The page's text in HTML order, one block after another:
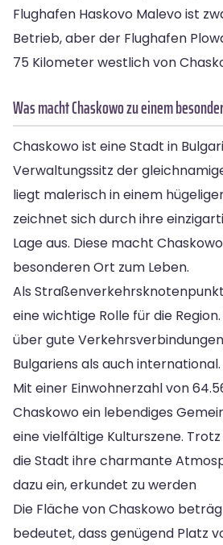
Flughafen Haskovo Malevo ist
Betrieb, aber der Flughafen
75 Kilometer westlich von
Was macht Chaskowo zu einem
Chaskowo ist eine Stadt in
Verwaltungssitz der
liegt malerisch in einem
zeichnet sich durch ihre
Lage aus. Diese macht
besonderen Ort zum Leben.
Als
eine wichtige Rolle für die
über gute
Bulgariens als auch international.
Mit einer Einwohnerzahl von
Chaskowo ein lebendiges
eine vielfältige Kulturszene.
die Stadt ihre charmante
dazu ein, erkundet zu werden
Die Fläche von Chaskowo
bedeutet, dass genügend Platz